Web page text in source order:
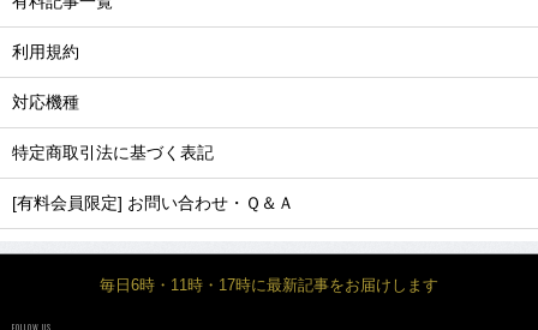
利用規約
対応機種
特定商取引法に基づく表記
[有料会員限定] お問い合わせ・Ｑ＆Ａ
毎日6時・11時・17時に最新記事をお届けします